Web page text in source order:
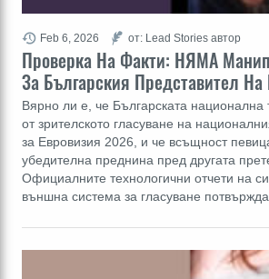
Проверка На Факти: НЯМА
За Българския Представител
Вярно ли е, че Българската
от зрителското гласуване на
за Евровизия 2026, и че всъщност
убедителна преднина пред другата
Официалните технологични отчети на
външна система за гласуване
Feb 6, 2026 от: Lead Stories автор